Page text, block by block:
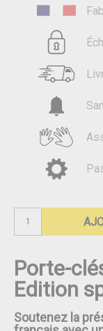
Porte-
Edition
Soutenez la